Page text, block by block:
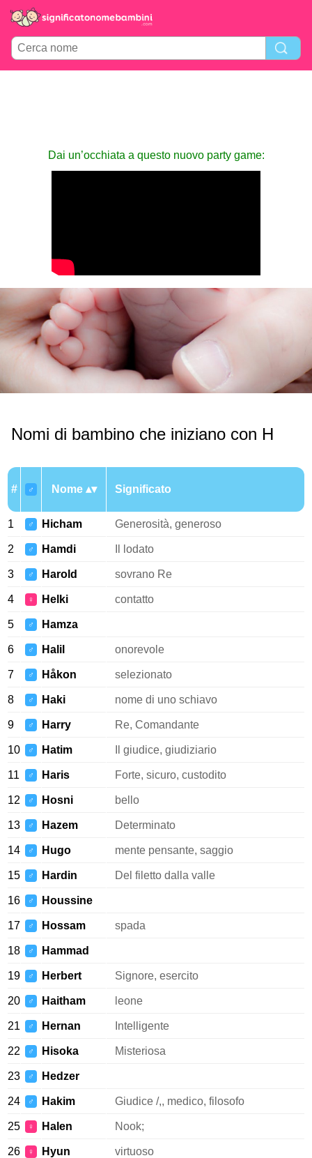
Dai un’occhiata a questo nuovo party game:
Nomi di bambino che iniziano con H
# ♂ Nome Significato
1 ♂ Hicham Generosità, generoso
2 ♂ Hamdi Il lodato
3 ♂ Harold sovrano Re
4 ♀ Helki contatto
5 ♂ Hamza
6 ♂ Halil onorevole
7 ♂ Håkon selezionato
8 ♂ Haki nome di uno schiavo
9 ♂ Harry Re, Comandante
10 ♂ Hatim Il giudice, giudiziario
11 ♂ Haris Forte, sicuro, custodito
12 ♂ Hosni bello
13 ♂ Hazem Determinato
14 ♂ Hugo mente pensante, saggio
15 ♂ Hardin Del filetto dalla valle
16 ♂ Houssine
17 ♂ Hossam spada
18 ♂ Hammad
19 ♂ Herbert Signore, esercito
20 ♂ Haitham leone
21 ♂ Hernan Intelligente
22 ♂ Hisoka Misteriosa
23 ♂ Hedzer
24 ♂ Hakim Giudice /,, medico, filosofo
25 ♀ Halen Nook;
26 ♀ Hyun virtuoso